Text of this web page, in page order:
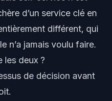
d’un service clé en
différent, qui
n’a jamais voulu faire.
les deux ?
de décision avant